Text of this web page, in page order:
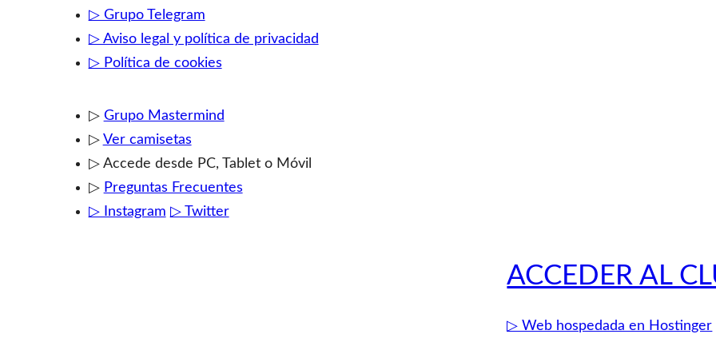
▷ Grupo Telegram
▷ Aviso legal y política de privacidad
▷ Política de cookies
▷ Grupo Mastermind
▷ Ver camisetas
▷ Accede desde PC, Tablet o Móvil
▷ Preguntas Frecuentes
▷ Instagram ▷ Twitter
ACCEDER AL
▷ Web hospedada en Hostinger